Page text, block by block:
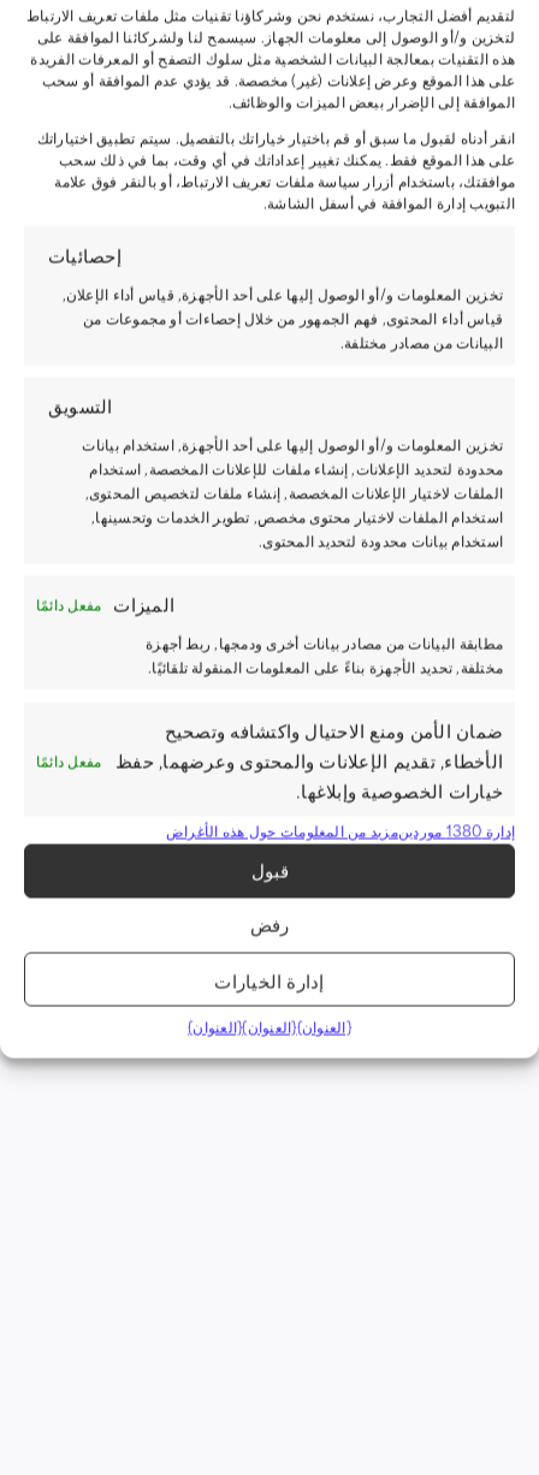
لتقديم أفضل التجارب، نستخدم نحن وشركاؤنا تقنيات مثل ملفات تعريف الارتباط
لتخزين و/أو الوصول إلى معلومات الجهاز. سيسمح لنا ولشركائنا الموافقة على
هذه التقنيات بمعالجة البيانات الشخصية مثل سلوك التصفح أو المعرفات الفريدة
على هذا الموقع وعرض إعلانات (غير) مخصصة. قد يؤدي عدم الموافقة أو سحب
الموافقة إلى الإضرار ببعض الميزات والوظائف.
انقر أدناه لقبول ما سبق أو قم باختيار خياراتك بالتفصيل. سيتم تطبيق اختياراتك
على هذا الموقع فقط. يمكنك تغيير إعداداتك في أي وقت، بما في ذلك سحب
موافقتك، باستخدام أزرار سياسة ملفات تعريف الارتباط، أو بالنقر فوق علامة
التبويب إدارة الموافقة في أسفل الشاشة.
إحصائيات
تخزين المعلومات و/أو الوصول إليها على أحد الأجهزة, قياس أداء الإعلان,
قياس أداء المحتوى, فهم الجمهور من خلال إحصاءات أو مجموعات من
البيانات من مصادر مختلفة.
التسويق
تخزين المعلومات و/أو الوصول إليها على أحد الأجهزة, استخدام بيانات
محدودة لتحديد الإعلانات, إنشاء ملفات للإعلانات المخصصة, استخدام
الملفات لاختيار الإعلانات المخصصة, إنشاء ملفات لتخصيص المحتوى,
استخدام الملفات لاختيار محتوى مخصص, تطوير الخدمات وتحسينها,
استخدام بيانات محدودة لتحديد المحتوى.
الميزات مفعل دائمًا
مطابقة البيانات من مصادر بيانات أخرى ودمجها, ربط أجهزة
مختلفة, تحديد الأجهزة بناءً على المعلومات المنقولة تلقائيًا.
ضمان الأمن ومنع الاحتيال واكتشافه وتصحيح
الأخطاء, تقديم الإعلانات والمحتوى وعرضهما, حفظ
خيارات الخصوصية وإبلاغها.
مفعل دائمًا
إدارة 1380 موردين مزيد من المعلومات حول هذه الأغراض
قبول
رفض
إدارة الخيارات
{العنوان}{العنوان}{العنوان}